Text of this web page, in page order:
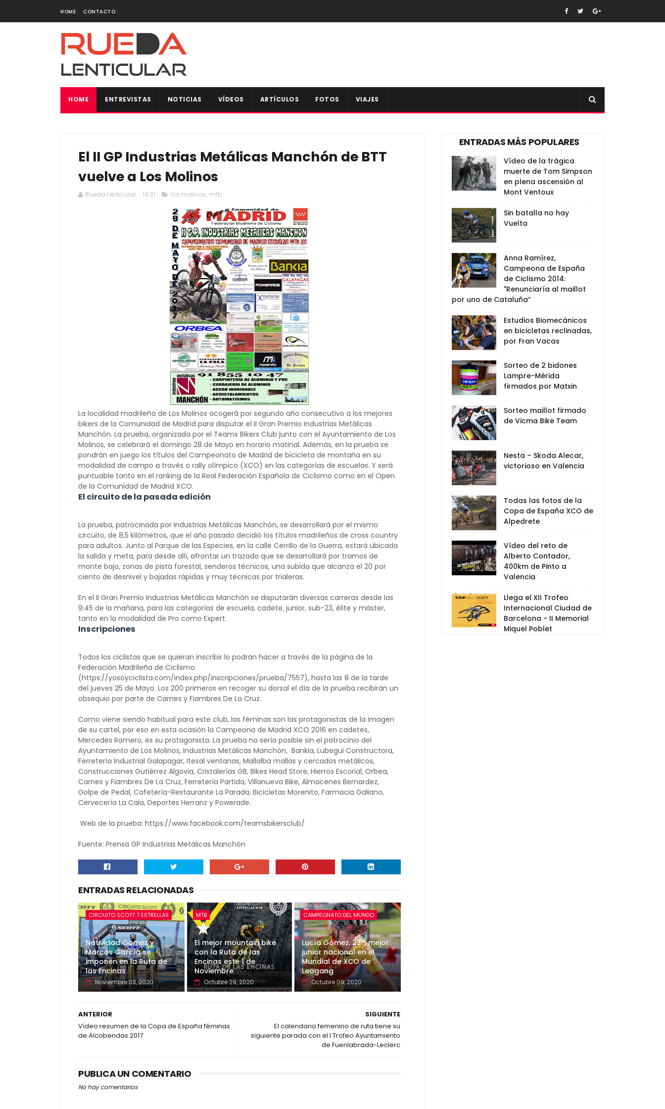
HOME CONTACTO
HOME ENTREVISTAS NOTICIAS VÍDEOS ARTÍCULOS FOTOS VIAJES
El II GP Industrias Metálicas Manchón de BTT
vuelve a Los Molinos
Rueda Lenticular 14:31 los molinos, mtb
La localidad madrileña de Los Molinos acogerá por segundo año consecutivo a los mejores
bikers de la Comunidad de Madrid para disputar el II Gran Premio Industrias Metálicas
Manchón. La prueba, organizada por el Teams Bikers Club junto con el Ayuntamiento de Los
Molinos, se celebrará el domingo 28 de Mayo en horario matinal. Además, en la prueba se
pondrán en juego los títulos del Campeonato de Madrid de bicicleta de montaña en su
modalidad de campo a través o rally olímpico (XCO) en las categorías de escuelas. Y será
puntuable tanto en el ranking de la Real Federación Española de Ciclismo como en el Open
de la Comunidad de Madrid XCO.
El circuito de la pasada edición
La prueba, patrocinada por Industrias Metálicas Manchón, se desarrollará por el mismo
circuito, de 8,5 kilómetros, que el año pasado decidió los títulos madrileños de cross country
para adultos. Junto al Parque de las Especies, en la calle Cerrillo de la Guerra, estará ubicada
la salida y meta, para desde allí, afrontar un trazado que se desarrollará por tramos de
monte bajo, zonas de pista forestal, senderos técnicos, una subida que alcanza el 20 por
ciento de desnivel y bajadas rápidas y muy técnicas por trialeras.
En el II Gran Premio Industrias Metálicas Manchón se disputarán diversas carreras desde las
9:45 de la mañana, para las categorías de escuela, cadete, junior, sub-23, élite y máster,
tanto en la modalidad de Pro como Expert.
Inscripciones
Todos los ciclistas que se quieran inscribir lo podrán hacer a través de la página de la
Federación Madrileña de Ciclismo
(https://yosoyciclista.com/index.php/inscripciones/prueba/7557), hasta las 8 de la tarde
del jueves 25 de Mayo. Los 200 primeros en recoger su dorsal el día de la prueba recibirán un
obsequio por parte de Carnes y Fiambres De La Cruz.
Como viene siendo habitual para este club, las féminas son las protagonistas de la imagen
de su cartel, por eso en esta ocasión la Campeona de Madrid XCO 2016 en cadetes,
Mercedes Romero, es su protagonista. La prueba no sería posible sin el patrocinio del
Ayuntamiento de Los Molinos, Industrias Metálicas Manchón, Bankia, Lubegui Constructora,
Ferretería Industrial Galapagar, Itesal ventanas, Mallalba mallas y cercados metálicos,
Construcciones Gutiérrez Algovia, Cristalerías GB, Bikes Head Store, Hierros Escorial, Orbea,
Carnes y Fiambres De La Cruz, Ferretería Partida, Villanueva Bike, Almacenes Bernardez,
Golpe de Pedal, Cafetería-Restaurante La Parada, Bicicletas Morenito, Farmacia Galiano,
Cervecería La Cala, Deportes Herranz y Powerade.
Web de la prueba: https://www.facebook.com/teamsbikersclub/
Fuente: Prensa GP Industrias Metálicas Manchón
ENTRADAS RELACIONADAS
CIRCUITO SCOTT 7 ESTRELLAS
Natividad Gómez y
Marcos García se
imponen en la Ruta de
las Encinas
Noviembre 03, 2020
MTB
El mejor mountain bike
con la Ruta de las
Encinas este 1 de
Noviembre
Octubre 29, 2020
CAMPEONATO DEL MUNDO
Lucía Gómez, 23ª, mejor
junior nacional en el
Mundial de XCO de
Leogang
Octubre 09, 2020
SIGUIENTE
El calendario femenino de ruta tiene su
siguiente parada con el I Trofeo Ayuntamiento
de Fuenlabrada-Leclerc
ANTERIOR
Vídeo resumen de la Copa de España féminas
de Alcobendas 2017
PUBLICA UN COMENTARIO
No hay comentarios
ENTRADAS MÁS POPULARES
Vídeo de la trágica
muerte de Tom Simpson
en plena ascensión al
Mont Ventoux
Sin batalla no hay
Vuelta
Anna Ramírez,
Campeona de España
de Ciclismo 2014:
"Renunciaría al maillot
por uno de Cataluña”
Estudios Biomecánicos
en bicicletas reclinadas,
por Fran Vacas
Sorteo de 2 bidones
Lampre-Mérida
firmados por Matxin
Sorteo maillot firmado
de Vicma Bike Team
Nesta – Skoda Alecar,
victorioso en Valencia
Todas las fotos de la
Copa de España XCO de
Alpedrete
Vídeo del reto de
Alberto Contador,
400km de Pinto a
Valencia
Llega el XII Trofeo
Internacional Ciudad de
Barcelona - II Memorial
Miquel Poblet